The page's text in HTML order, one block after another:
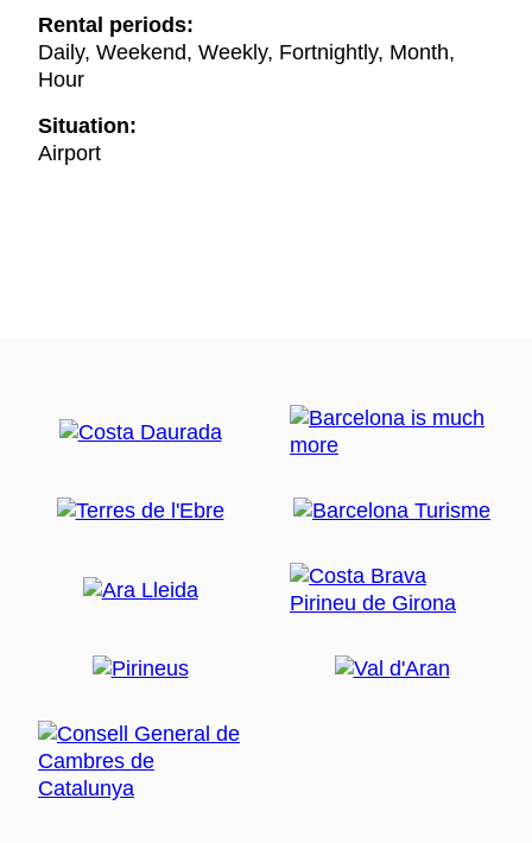
Rental periods:
Daily, Weekend, Weekly, Fortnightly, Month,
Hour
Situation:
Airport